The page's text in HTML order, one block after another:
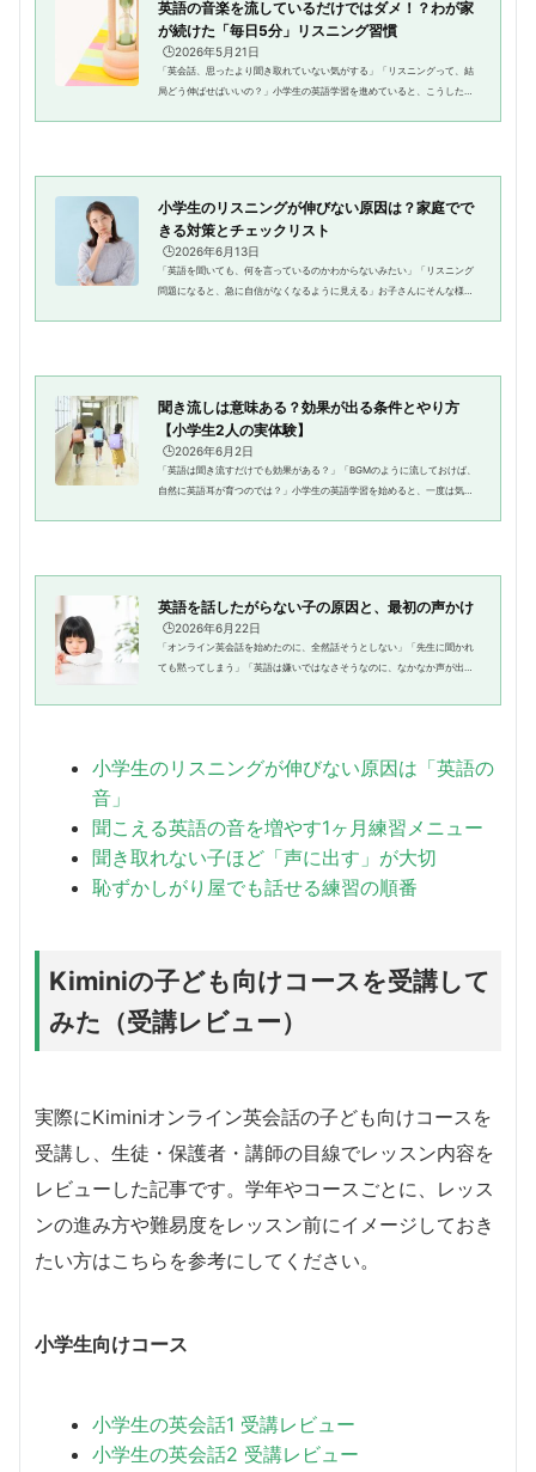
英語の音楽を流しているだけではダメ！？わが家
が続けた「毎日5分」リスニング習慣
🕒️2026年5月21日
「英会話、思ったより聞き取れていない気がする」「リスニングって、結
局どう伸ばせばいいの？」小学生の英語学習を進めていると、こうした悩
小学生のリスニングが伸びない原因は？家庭でで
きる対策とチェックリスト
🕒️2026年6月13日
「英語を聞いても、何を言っているのかわからないみたい」「リスニング
問題になると、急に自信がなくなるように見える」お子さんにそんな様子
聞き流しは意味ある？効果が出る条件とやり方
【小学生2人の実体験】
🕒️2026年6月2日
「英語は聞き流すだけでも効果がある？」「BGMのように流しておけば、
自然に英語耳が育つのでは？」小学生の英語学習を始めると、一度は気に
英語を話したがらない子の原因と、最初の声かけ
🕒️2026年6月22日
「オンライン英会話を始めたのに、全然話そうとしない」「先生に聞かれ
ても黙ってしまう」「英語は嫌いではなさそうなのに、なかなか声が出な
とがあります。わが家の長女も...
小学生のリスニングが伸びない原因は「英語の
音」
聞こえる英語の音を増やす1ヶ月練習メニュー
聞き取れない子ほど「声に出す」が大切
恥ずかしがり屋でも話せる練習の順番
Kiminiの子ども向けコースを受講して
みた（受講レビュー）
実際にKiminiオンライン英会話の子ども向けコースを
受講し、生徒・保護者・講師の目線でレッスン内容を
レビューした記事です。学年やコースごとに、レッス
ンの進み方や難易度をレッスン前にイメージしておき
たい方はこちらを参考にしてください。
小学生向けコース
小学生の英会話1 受講レビュー
小学生の英会話2 受講レビュー